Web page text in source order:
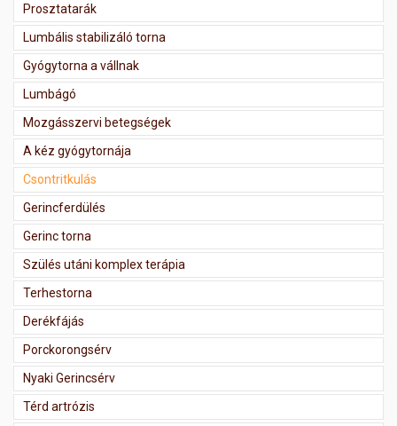
Prosztatarák
Lumbális stabilizáló torna
Gyógytorna a vállnak
Lumbágó
Mozgásszervi betegségek
A kéz gyógytornája
Csontritkulás
Gerincferdülés
Gerinc torna
Szülés utáni komplex terápia
Terhestorna
Derékfájás
Porckorongsérv
Nyaki Gerincsérv
Térd artrózis